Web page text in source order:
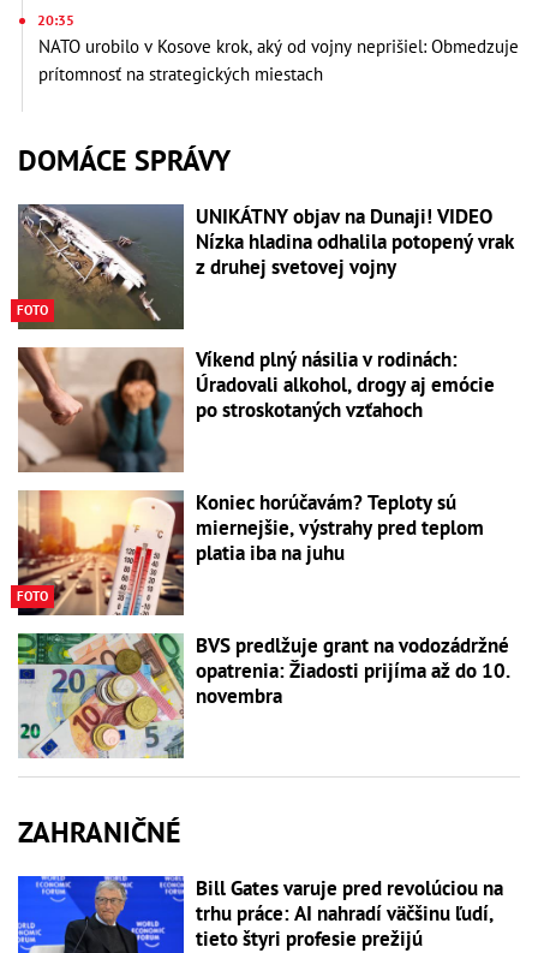
20:35
NATO urobilo v Kosove krok, aký od vojny neprišiel: Obmedzuje
prítomnosť na strategických miestach
DOMÁCE SPRÁVY
FOTO
UNIKÁTNY objav na Dunaji! VIDEO
Nízka hladina odhalila potopený vrak
z druhej svetovej vojny
Víkend plný násilia v rodinách:
Úradovali alkohol, drogy aj emócie
po stroskotaných vzťahoch
FOTO
Koniec horúčavám? Teploty sú
miernejšie, výstrahy pred teplom
platia iba na juhu
BVS predlžuje grant na vodozádržné
opatrenia: Žiadosti prijíma až do 10.
novembra
ZAHRANIČNÉ
Bill Gates varuje pred revolúciou na
trhu práce: AI nahradí väčšinu ľudí,
tieto štyri profesie prežijú